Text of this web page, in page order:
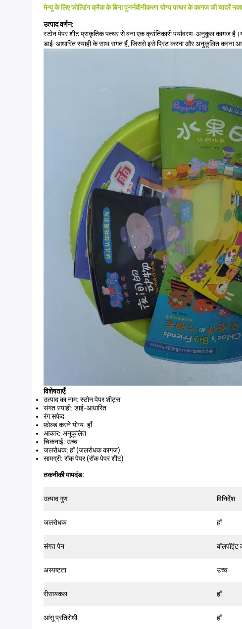
मेन्यू के लिए फोल्डिंग क्रैक के बिना पुनर्नवीनीकरण योग्य पत्थर के कागज की चादरें
उत्पाद वर्णन:
स्टोन पेपर शीट प्राकृतिक पत्थर से बना एक क्रांतिकारी पर्यावरण-अनुकूल कागज
डाई-आधारित स्याही के साथ संगत हैं, जिससे इसे प्रिंट करना और अनुकूलित करना
विशेषताएँ:
उत्पाद का नाम: स्टोन पेपर शीट्स
संगत स्याही: डाई-आधारित
रंग सफेद
फ़ोल्ड करने योग्य: हाँ
आकार: अनुकूलित
चिकनाई: उच्च
जलरोधक: हाँ (जलरोधक कागज)
सामग्री: रॉक पेपर (रॉक पेपर शीट)
तकनीकी मापदंड:
उत्पाद गुण विनिर्देश
जलरोधक हाँ
संगत पेन
अस्पष्टता उच्च
रीसायकल हाँ
आंसू प्रतिरोधी हाँ